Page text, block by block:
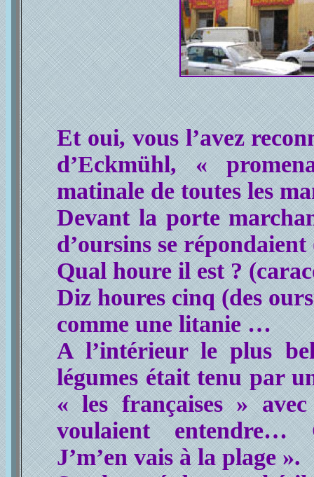
Et oui, vous l’avez
d’Eckmühl, «
matinale de toutes les
Devant la porte
d’oursins se
Qual houre il est ?
Diz houres cinq (des
comme une litanie …
A l’intérieur le plus
légumes était tenu par
« les françaises » avec
voulaient entendre…
J’m’en vais à la plage ».